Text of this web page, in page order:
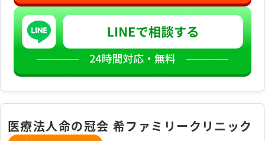
医療法人命の冠会 希ファミリークリニック